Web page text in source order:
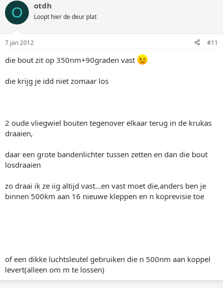
O otdh
Loopt hier de deur plat
7 jan 2012 #11
die bout zit op 350nm+90graden vast
die krijg je idd niet zomaar los
2 oude vliegwiel bouten tegenover elkaar terug in de krukas
draaien,
daar een grote bandenlichter tussen zetten en dan die bout
losdraaien
zo draai ik ze iig altijd vast...en vast moet die,anders ben je
binnen 500km aan 16 nieuwe kleppen en n koprevisie toe
of een dikke luchtsleutel gebruiken die n 500nm aan koppel
levert(alleen om m te lossen)